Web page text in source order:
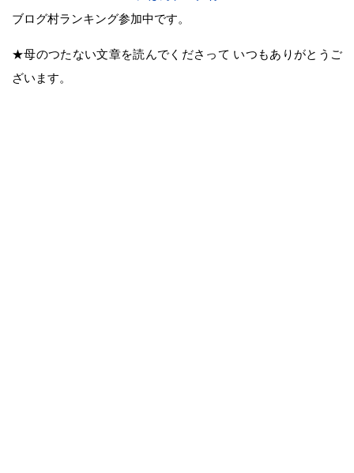
ブログ村ランキング参加中です。
★母のつたない文章を読んでくださって いつもありがとうご
ざいます。